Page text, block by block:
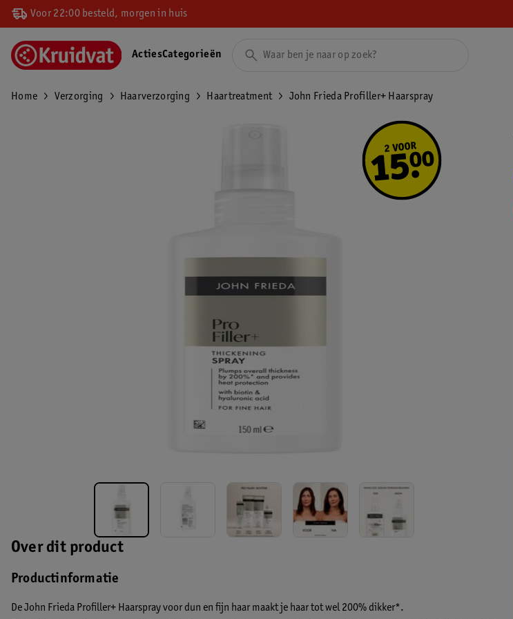
Voor 22:00 besteld, morgen in huis
ActiesCategorieën
Home Verzorging Haarverzorging Haartreatment John Frieda Profiller+ Haarspray
Over dit product
Productinformatie
De John Frieda Profiller+ Haarspray voor dun en fijn haar maakt je haar tot wel 200% dikker*.